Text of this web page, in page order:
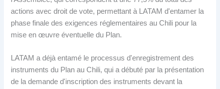
actions avec droit de vote, permettant à LATAM d'entamer la
phase finale des exigences réglementaires au Chili pour la
mise en œuvre éventuelle du Plan.
LATAM a déjà entamé le processus d'enregistrement des
instruments du Plan au Chili, qui a débuté par la présentation
de la demande d'inscription des instruments devant la